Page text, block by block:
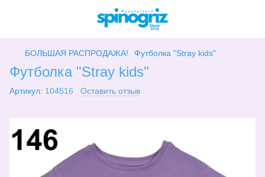
БОЛЬШАЯ РАСПРОДАЖА! Футболка "Stray kids"
Футболка "Stray kids"
Артикул: 104516 Оставить отзыв